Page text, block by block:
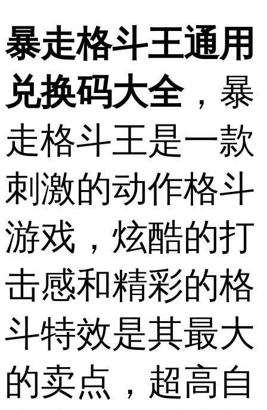
暴走格斗王通用
兑换码大全，暴
走格斗王是一款
刺激的动作格斗
游戏，炫酷的打
击感和精彩的格
斗特效是其最大
的卖点，超高自